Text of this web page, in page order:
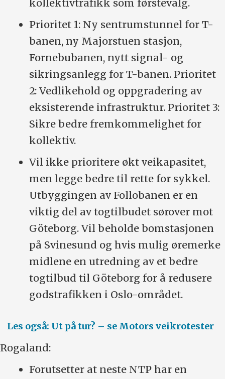
kollektivtrafikk som førstevalg.
Prioritet 1: Ny sentrumstunnel for T-
banen, ny Majorstuen stasjon,
Fornebubanen, nytt signal- og
sikringsanlegg for T-banen. Prioritet
2: Vedlikehold og oppgradering av
eksisterende infrastruktur. Prioritet 3:
Sikre bedre fremkommelighet for
kollektiv.
Vil ikke prioritere økt veikapasitet,
men legge bedre til rette for sykkel.
Utbyggingen av Follobanen er en
viktig del av togtilbudet sørover mot
Göteborg. Vil beholde bomstasjonen
på Svinesund og hvis mulig øremerke
midlene en utredning av et bedre
togtilbud til Göteborg for å redusere
godstrafikken i Oslo-området.
Les også: Ut på tur? – se Motors veikrotester
Rogaland:
Forutsetter at neste NTP har en